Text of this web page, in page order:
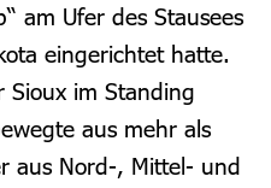
am Ufer des Stausees
eingerichtet hatte.
Sioux im Standing
aus mehr als
aus Nord-, Mittel- und